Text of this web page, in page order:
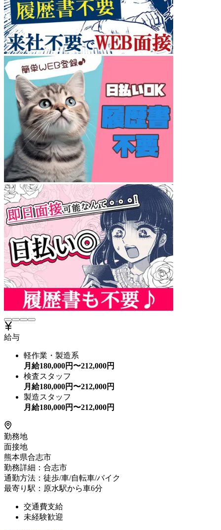
給与
軽作業・製造系
月給180,000円〜212,000円
検査スタッフ
月給180,000円〜212,000円
製造スタッフ
月給180,000円〜212,000円
勤務地
面接地
熊本県合志市
勤務詳細：合志市
通勤方法：徒歩/車/自転車/バイク
最寄り駅：原水駅から車6分
交通費支給
未経験歓迎